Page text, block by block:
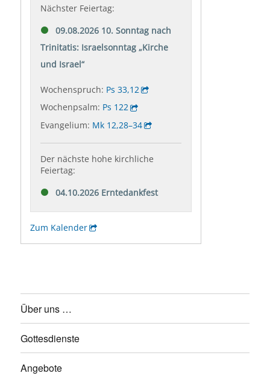
Über uns …
Gottesdienste
Angebote